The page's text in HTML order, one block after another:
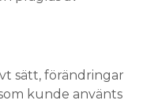
sätt, förändringar
kunde använts